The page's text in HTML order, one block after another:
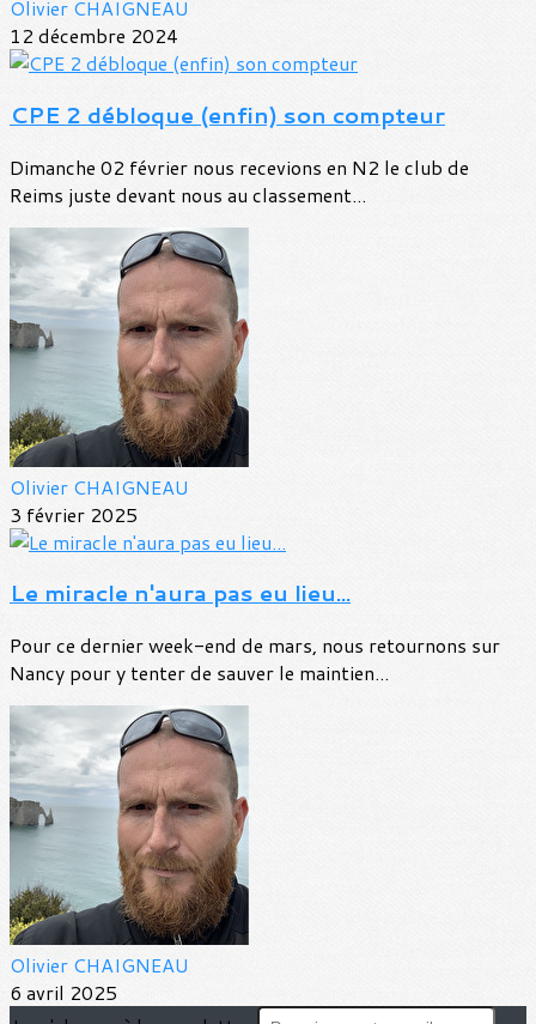
Olivier CHAIGNEAU
12 décembre 2024
CPE 2 débloque (enfin) son compteur
Dimanche 02 février nous recevions en N2 le club de
Reims juste devant nous au classement...
Olivier CHAIGNEAU
3 février 2025
Le miracle n'aura pas eu lieu...
Pour ce dernier week-end de mars, nous retournons sur
Nancy pour y tenter de sauver le maintien...
Olivier CHAIGNEAU
6 avril 2025